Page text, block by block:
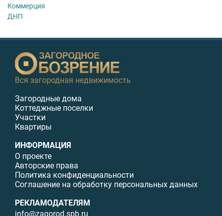
Коммерция
ДНП
Вся загородная недвижимость
Загородные дома
Коттеджные поселки
Участки
Квартиры
ИНФОРМАЦИЯ
О проекте
Авторские права
Политика конфиденциальности
Соглашение на обработку персональных данных
РЕКЛАМОДАТЕЛЯМ
info@zagorod.spb.ru